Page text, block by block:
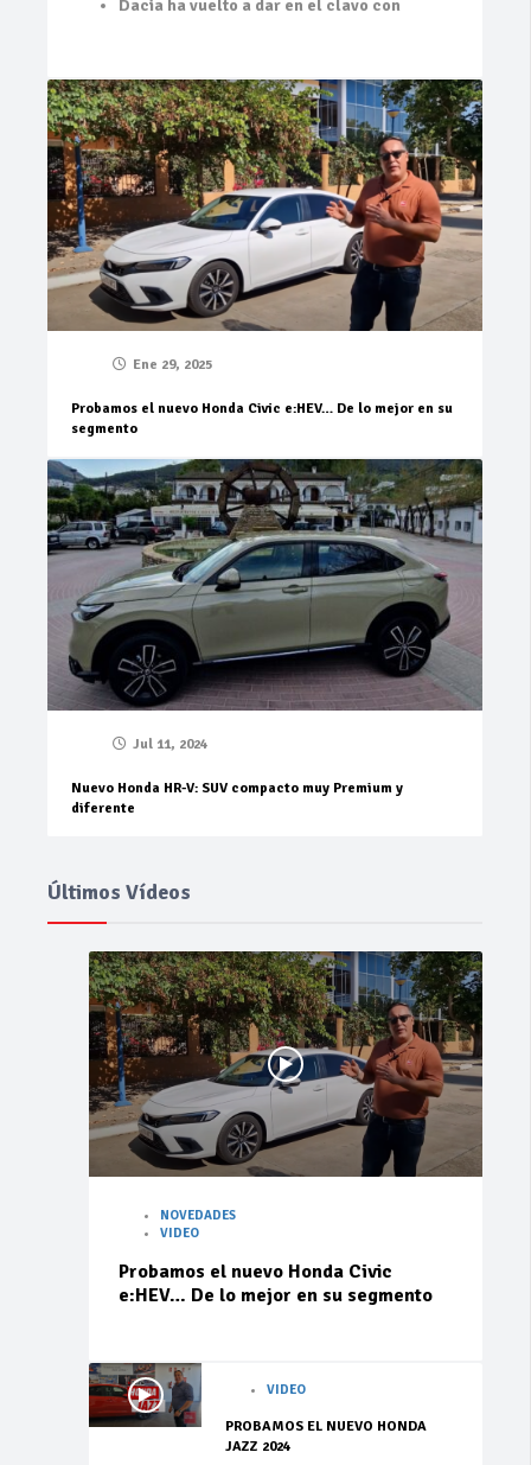
Dacia ha vuelto a dar en el clavo con
Ene 29, 2025
Probamos el nuevo Honda Civic e:HEV… De lo mejor en su
segmento
Jul 11, 2024
Nuevo Honda HR-V: SUV compacto muy Premium y
diferente
Últimos Vídeos
NOVEDADES
VIDEO
Probamos el nuevo Honda Civic
e:HEV… De lo mejor en su segmento
VIDEO
PROBAMOS EL NUEVO HONDA
JAZZ 2024